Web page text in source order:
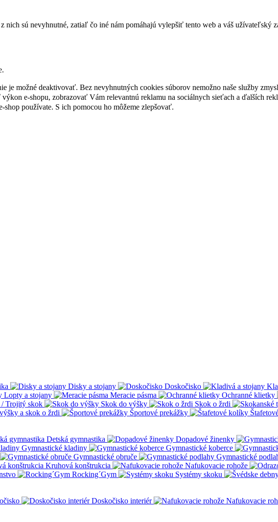
nich sú nevyhnutné, zatiaľ čo iné nám pomáhajú vylepšiť tento web a váš užívateľský
je možné deaktivovať. Bez nevyhnutných cookies súborov nemožno naše služby
e-shopu, zobrazovať Vám relevantnú reklamu na sociálnych sieťach a ďalších
používate. S ich pomocou ho môžeme zlepšovať.
Disky a stojany Doskočisko
Lopty a stojany Meracie pásma Ochranné klietky
Trojitý skok Skok do výšky Skok o žrdi
a skok o žrdi
Športové prekážky
Detská gymnastika Dopadové žinenky
Gymnastické kladiny Gymnastické koberce
Gymnastické obruče Gymnastické
Kruhová konštrukcia Nafukovacie rohože
Rocking´Gym Systémy skoku
Doskočisko interiér Nafukovacie